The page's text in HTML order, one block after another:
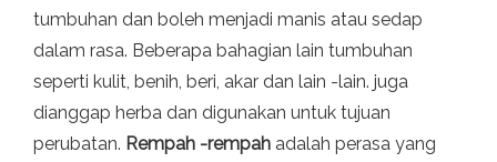
tumbuhan dan boleh menjadi manis atau sedap
dalam rasa. Beberapa bahagian lain tumbuhan
seperti kulit, benih, beri, akar dan lain -lain. juga
dianggap herba dan digunakan untuk tujuan
perubatan. Rempah -rempah adalah perasa yang